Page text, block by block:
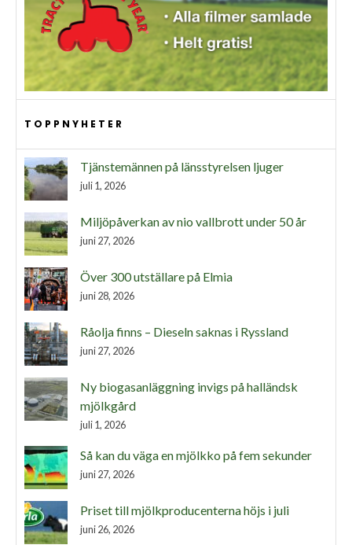
TOPPNYHETER
Tjänstemännen på länsstyrelsen ljuger
juli 1, 2026
Miljöpåverkan av nio vallbrott under 50 år
juni 27, 2026
Över 300 utställare på Elmia
juni 28, 2026
Råolja finns – Dieseln saknas i Ryssland
juni 27, 2026
Ny biogasanläggning invigs på halländsk
mjölkgård
juli 1, 2026
Så kan du väga en mjölkko på fem sekunder
juni 27, 2026
Priset till mjölkproducenterna höjs i juli
juni 26, 2026